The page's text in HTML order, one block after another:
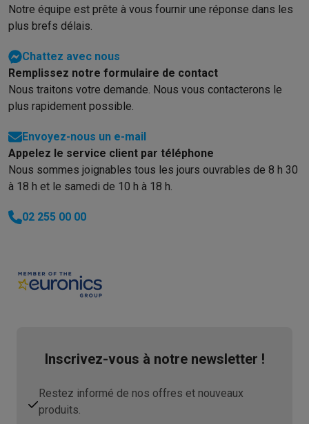
Notre équipe est prête à vous fournir une réponse dans les
plus brefs délais.
Chattez avec nous
Remplissez notre formulaire de contact
Nous traitons votre demande. Nous vous contacterons le
plus rapidement possible.
Envoyez-nous un e-mail
Appelez le service client par téléphone
Nous sommes joignables tous les jours ouvrables de 8 h 30
à 18 h et le samedi de 10 h à 18 h.
02 255 00 00
Inscrivez-vous à notre newsletter !
Restez informé de nos offres et nouveaux
produits.